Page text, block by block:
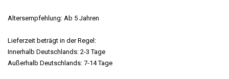
Altersempfehlung: Ab 5 Jahren
Lieferzeit beträgt in der Regel:
Innerhalb Deutschlands: 2-3 Tage
Außerhalb Deutschlands: 7-14 Tage